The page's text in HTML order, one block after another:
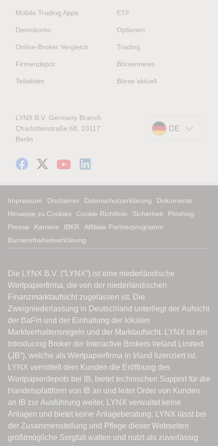
Mobile Trading Apps
Demokonto
Online-Broker Vergleich
Firmendepot
Teilaktien
ETF
Optionen
Trading
Börsennews
Börse aktuell
LYNX B.V. Germany Branch
Charlottenstraße 68, 10117
Berlin
DE
Impressum Disclaimer Datenschutzerklärung
Dokumente
Hinweise zu Cookies
Cookie Richtlinie Sicherheit
Phishing
Presse
Karriere IBKR
Affiliate Partnerprogramm
Barrierefreiheitserklärung